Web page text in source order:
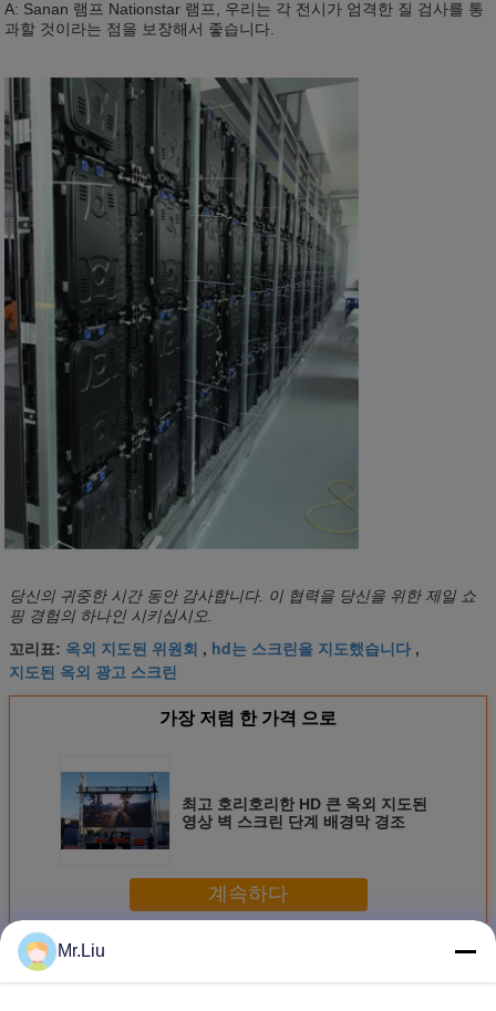
A: Sanan 램프 Nationstar 램프, 우리는 각 전시가 엄격한 질 검사를 통
과할 것이라는 점을 보장해서 좋습니다.
당신의 귀중한 시간 동안 감사합니다. 이 협력을 당신을 위한 제일 쇼
핑 경험의 하나인 시키십시오.
꼬리표: 옥외 지도된 위원회 , hd는 스크린을 지도했습니다 ,
지도된 옥외 광고 스크린
가장 저렴 한 가격 으로
최고 호리호리한 HD 큰 옥외 지도된
영상 벽 스크린 단계 배경막 경조
계속하다
더 많은 것LED 비디오 벽
Mr.Liu